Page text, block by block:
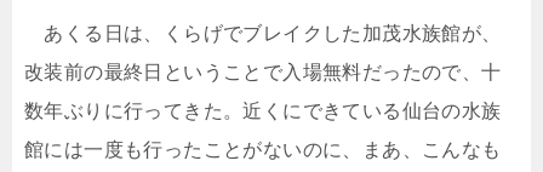
あくる日は、くらげでブレイクした加茂水族館が、
改装前の最終日ということで入場無料だったので、十
数年ぶりに行ってきた。近くにできている仙台の水族
館には一度も行ったことがないのに、まあ、こんなも